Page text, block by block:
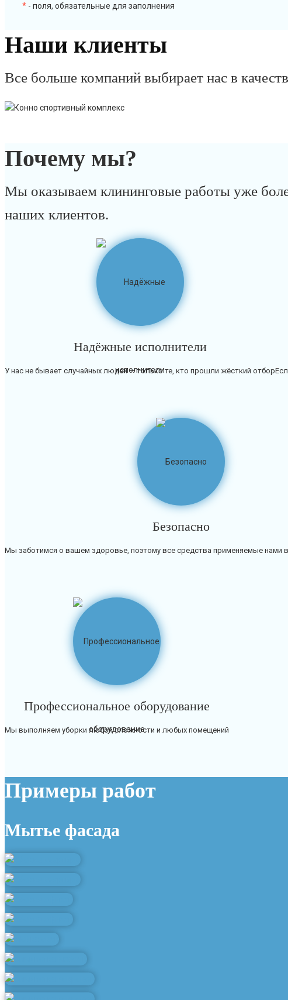
* - поля, обязательные для заполнения
Наши клиенты
Все больше компаний выбирает нас в
Почему мы?
Мы оказываем клининговые работы уже
наших клиентов.
Надёжные исполнители
У нас не бывает случайных людей — только те, кто прошли жёсткий отбор
Безопасно
Мы заботимся о вашем здоровье, поэтому все средства применяемые нами
Профессиональное оборудование
Мы выполняем уборки любой сложности и любых помещений
Примеры работ
Мытье фасада